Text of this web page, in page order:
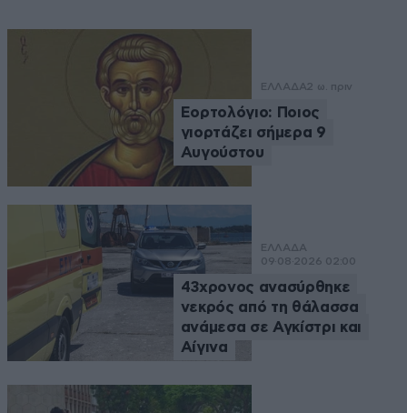
ΕΛΛΑΔΑ2 ω. πριν
Εορτολόγιο: Ποιος
γιορτάζει σήμερα 9
Αυγούστου
ΕΛΛΑΔΑ
09·08·2026 02:00
43χρονος ανασύρθηκε
νεκρός από τη θάλασσα
ανάμεσα σε Αγκίστρι και
Αίγινα